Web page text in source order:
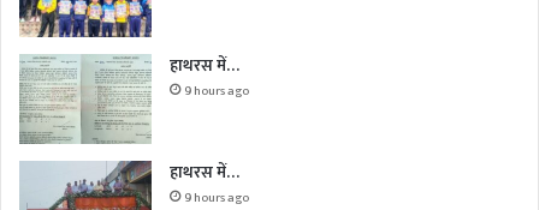
हाथरस में…
9 hours ago
हाथरस में…
9 hours ago